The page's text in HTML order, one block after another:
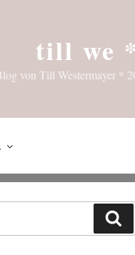
till we
von Till Westermayer *